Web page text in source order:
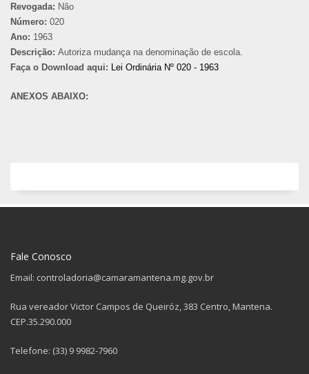
Revogada: Não
Número: 020
Ano: 1963
Descrição: Autoriza mudança na denominação de escola.
Faça o Download aqui: Lei Ordinária Nº 020 - 1963
ANEXOS ABAIXO:
Fale Conosco
Email: controladoria@camaramantena.mg.gov.br
Rua vereador Victor Campos de Queiróz, 383 Centro, Mantena.
CEP.35.290.000
Telefone: (33) 9 9982-7960